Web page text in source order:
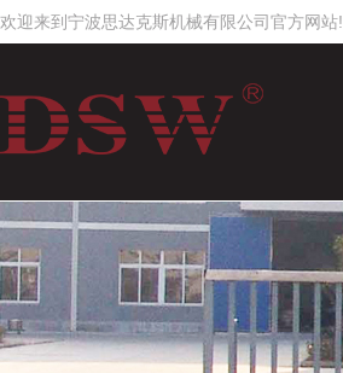
欢迎来到宁波思达克斯机械有限公司官方网站!
工作时间
周一至周日